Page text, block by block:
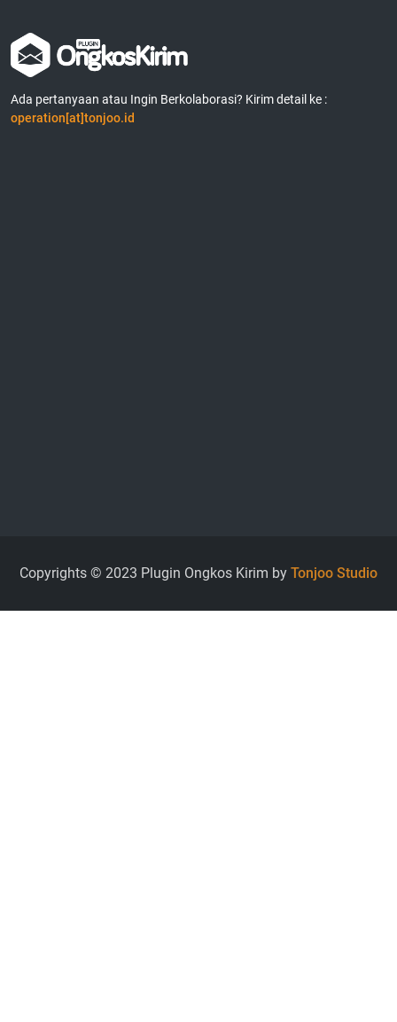
Ada pertanyaan atau Ingin Berkolaborasi? Kirim detail ke :
operation[at]tonjoo.id
Copyrights © 2023 Plugin Ongkos Kirim by Tonjoo Studio